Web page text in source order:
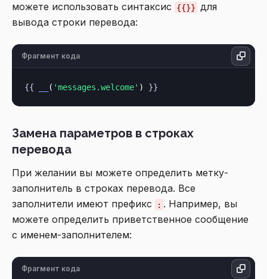
можете использовать синтаксис
{{}} для
вывода строки перевода:
Фрагмент кода
{{ ( 'messages.welcome' ) }}
Замена параметров в строках
перевода
При желании вы можете определить метку-
заполнитель в строках перевода. Все
заполнители имеют префикс
: . Например, вы
можете определить приветственное сообщение
с именем-заполнителем:
Фрагмент кода